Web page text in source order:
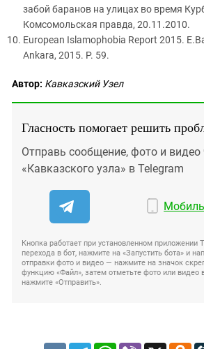
забой баранов на улицах во время
Комсомольская правда, 20.11.2010.
European Islamophobia Report 2015.
Ankara, 2015. P. 59.
Автор: Кавказский Узел
Гласность помогает решить
Отправь сообщение, фото и видео
«Кавказского узла» в Telegram
Кнопка работает при установленном приложении
перехода в бот, нажмите на «Запустить бота» и
отправки фото и видео — нажмите на значок
функцию «Файл», затем отметьте фото или видео
нажмите «Отправить».